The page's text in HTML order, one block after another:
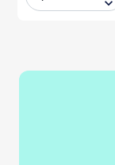
au panier